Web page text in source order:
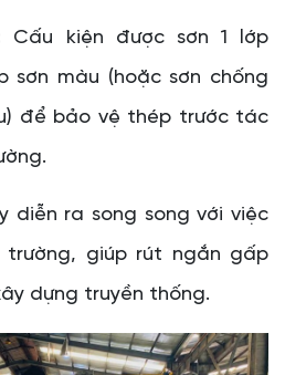
Cấu kiện được sơn 1 lớp
sơn màu (hoặc sơn chống
để bảo vệ thép trước tác
diễn ra song song với việc
trường, giúp rút ngắn gấp
dựng truyền thống.